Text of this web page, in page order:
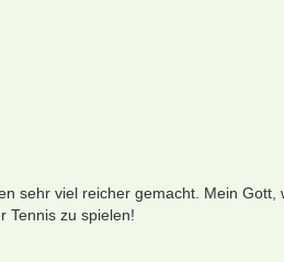
sehr viel reicher gemacht. Mein
Tennis zu spielen!